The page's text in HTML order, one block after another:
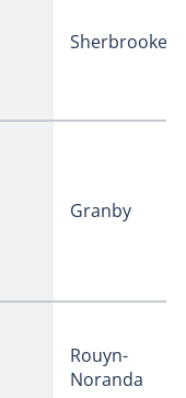
Sherbrooke
Granby
Rouyn-
Noranda